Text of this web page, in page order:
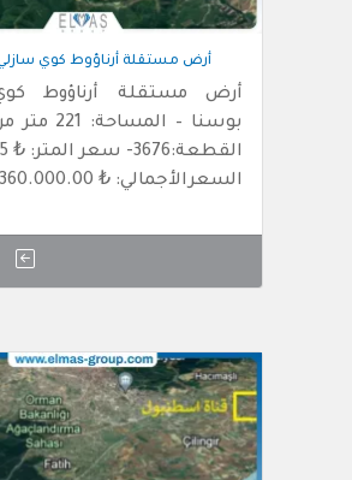
أرض مستقلة أرناؤوط كوي
أرض مستقلة أرناؤوط
بوسنا –
القطعة:3676- سعر المتر: ₺ 6.153.85
السعرالأجمالي: ₺ 1.360.000.00